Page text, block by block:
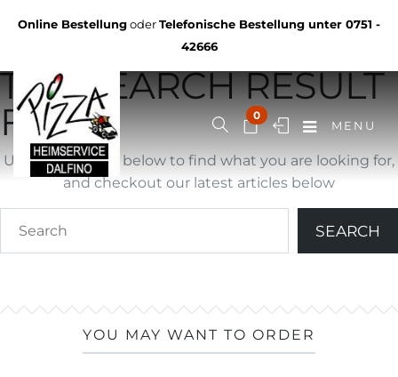
Online BestellungoderTelefonische Bestellung unter 0751 -
42666
0
MENU
YOU ARE BROWSING
THE SEARCH RESULT
FOR ""
Use search form below to find what you are looking for,
and checkout our latest articles below
YOU MAY WANT TO ORDER